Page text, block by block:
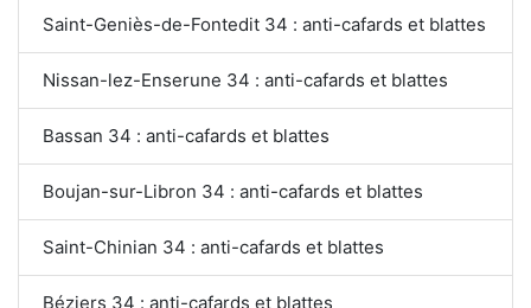
Saint-Geniès-de-Fontedit 34 : anti-cafards et blattes
Nissan-lez-Enserune 34 : anti-cafards et blattes
Bassan 34 : anti-cafards et blattes
Boujan-sur-Libron 34 : anti-cafards et blattes
Saint-Chinian 34 : anti-cafards et blattes
Béziers 34 : anti-cafards et blattes